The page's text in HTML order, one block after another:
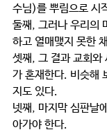
수님)를 뿌림으로 시
둘째, 그러나 우리의
하고 열매맺지 못한
셋째, 그 결과 교회와
가 혼재한다. 비슷해
지도 있다.
넷째, 마지막 심판날
아가야 한다.